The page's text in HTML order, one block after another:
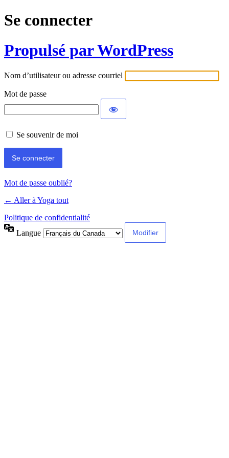
Se connecter
Propulsé par WordPress
Nom d’utilisateur ou adresse courriel
Mot de passe
Se souvenir de moi
Mot de passe oublié?
← Aller à Yoga tout
Politique de confidentialité
Langue